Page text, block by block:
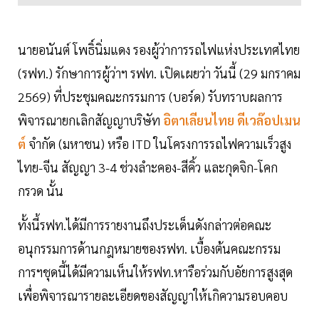
นายอนันต์ โพธิ์นิ่มแดง รองผู้ว่าการรถไฟแห่งประเทศไทย
(รฟท.) รักษาการผู้ว่าฯ รฟท. เปิดเผยว่า วันนี้ (29 มกราคม
2569) ที่ประชุมคณะกรรมการ (บอร์ด) รับทราบผลการ
พิจารณายกเลิกสัญญาบริษัท อิตาเลียนไทย ดีเวล๊อปเมน
ต์ จำกัด (มหาชน) หรือ ITD ในโครงการรถไฟความเร็วสูง
ไทย-จีน สัญญา 3-4 ช่วงลำะคอง-สีคิ้ว และกุดจิก-โคก
กรวด นั้น
ทั้งนี้รฟท.ได้มีการรายงานถึงประเด็นดังกล่าวต่อคณะ
อนุกรรมการด้านกฎหมายของรฟท. เบื้องต้นคณะกรรม
การฯชุดนี้ได้มีความเห็นให้รฟท.หารือร่วมกับอัยการสูงสุด
เพื่อพิจารณารายละเอียดของสัญญาให้เกิความรอบคอบ